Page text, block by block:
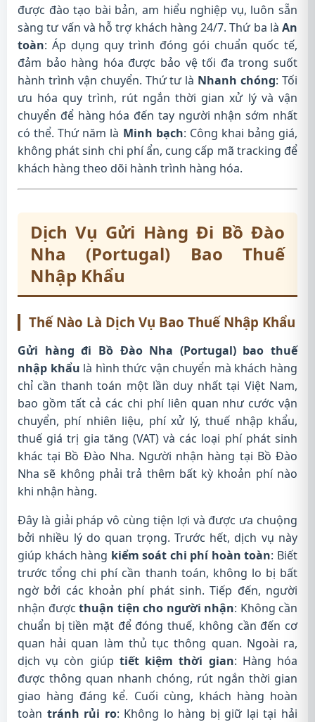
được đào tạo bài bản, am hiểu nghiệp vụ, luôn sẵn
sàng tư vấn và hỗ trợ khách hàng 24/7. Thứ ba là An
toàn: Áp dụng quy trình đóng gói chuẩn quốc tế,
đảm bảo hàng hóa được bảo vệ tối đa trong suốt
hành trình vận chuyển. Thứ tư là Nhanh chóng: Tối
ưu hóa quy trình, rút ngắn thời gian xử lý và vận
chuyển để hàng hóa đến tay người nhận sớm nhất
có thể. Thứ năm là Minh bạch: Công khai bảng giá,
không phát sinh chi phí ẩn, cung cấp mã tracking để
khách hàng theo dõi hành trình hàng hóa.
Dịch Vụ Gửi Hàng Đi Bồ Đào
Nha (Portugal) Bao Thuế
Nhập Khẩu
Thế Nào Là Dịch Vụ Bao Thuế Nhập Khẩu
Gửi hàng đi Bồ Đào Nha (Portugal) bao thuế
nhập khẩu là hình thức vận chuyển mà khách hàng
chỉ cần thanh toán một lần duy nhất tại Việt Nam,
bao gồm tất cả các chi phí liên quan như cước vận
chuyển, phí nhiên liệu, phí xử lý, thuế nhập khẩu,
thuế giá trị gia tăng (VAT) và các loại phí phát sinh
khác tại Bồ Đào Nha. Người nhận hàng tại Bồ Đào
Nha sẽ không phải trả thêm bất kỳ khoản phí nào
khi nhận hàng.
Đây là giải pháp vô cùng tiện lợi và được ưa chuộng
bởi nhiều lý do quan trọng. Trước hết, dịch vụ này
giúp khách hàng kiểm soát chi phí hoàn toàn: Biết
trước tổng chi phí cần thanh toán, không lo bị bất
ngờ bởi các khoản phí phát sinh. Tiếp đến, người
nhận được thuận tiện cho người nhận: Không cần
chuẩn bị tiền mặt để đóng thuế, không cần đến cơ
quan hải quan làm thủ tục thông quan. Ngoài ra,
dịch vụ còn giúp tiết kiệm thời gian: Hàng hóa
được thông quan nhanh chóng, rút ngắn thời gian
giao hàng đáng kể. Cuối cùng, khách hàng hoàn
toàn tránh rủi ro: Không lo hàng bị giữ lại tại hải